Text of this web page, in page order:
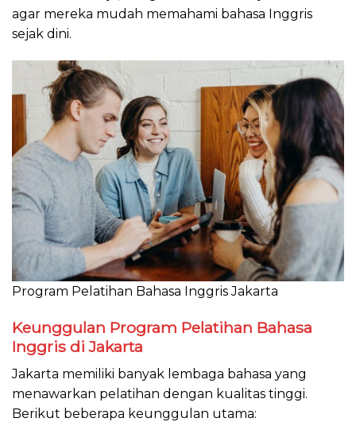
agar mereka mudah memahami bahasa Inggris
sejak dini.
Program Pelatihan Bahasa Inggris Jakarta
Keunggulan Program Pelatihan Bahasa
Inggris di Jakarta
Jakarta memiliki banyak lembaga bahasa yang
menawarkan pelatihan dengan kualitas tinggi.
Berikut beberapa keunggulan utama: